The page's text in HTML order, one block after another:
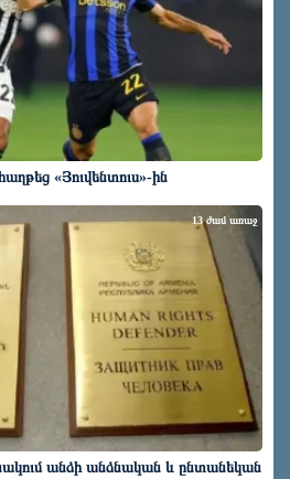
«Յուվենտուս»-ին
անձի անձնական և ընտանեկան
13 ժամ առաջ